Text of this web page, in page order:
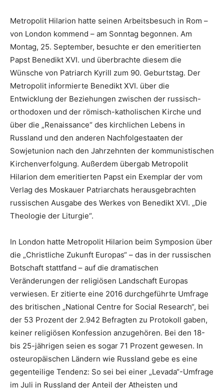
Metropolit Hilarion hatte seinen Arbeitsbesuch in Rom –
von London kommend – am Sonntag begonnen. Am
Montag, 25. September, besuchte er den emeritierten
Papst Benedikt XVI. und überbrachte diesem die
Wünsche von Patriarch Kyrill zum 90. Geburtstag. Der
Metropolit informierte Benedikt XVI. über die
Entwicklung der Beziehungen zwischen der russisch-
orthodoxen und der römisch-katholischen Kirche und
über die „Renaissance“ des kirchlichen Lebens in
Russland und den anderen Nachfolgestaaten der
Sowjetunion nach den Jahrzehnten der kommunistischen
Kirchenverfolgung. Außerdem übergab Metropolit
Hilarion dem emeritierten Papst ein Exemplar der vom
Verlag des Moskauer Patriarchats herausgebrachten
russischen Ausgabe des Werkes von Benedikt XVI. „Die
Theologie der Liturgie“.
In London hatte Metropolit Hilarion beim Symposion über
die „Christliche Zukunft Europas“ – das in der russischen
Botschaft stattfand – auf die dramatischen
Veränderungen der religiösen Landschaft Europas
verwiesen. Er zitierte eine 2016 durchgeführte Umfrage
des britischen „National Centre for Social Research“, bei
der 53 Prozent der 2.942 Befragten zu Protokoll gaben,
keiner religiösen Konfession anzugehören. Bei den 18-
bis 25-jährigen seien es sogar 71 Prozent gewesen. In
osteuropäischen Ländern wie Russland gebe es eine
gegenteilige Tendenz: So sei bei einer „Levada“-Umfrage
im Juli in Russland der Anteil der Atheisten und